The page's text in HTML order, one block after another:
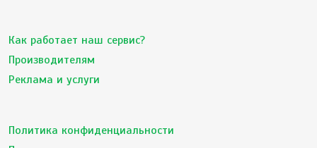
Как работает наш сервис?
Производителям
Реклама и услуги
Политика конфиденциальности